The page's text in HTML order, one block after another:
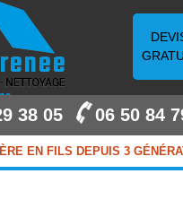
38 05 06 50 84
EN FILS DEPUIS 3